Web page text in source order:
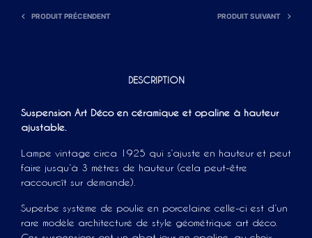
PRODUIT PRÉCENDENT PRODUIT SUIVANT
DESCRIPTION
Suspension Art Déco en céramique et opaline à hauteur
ajustable.
Lampe vintage circa 1925 qui s’ajuste en hauteur et peut
faire jusqu’à 3 mètres de hauteur (cela peut-être
raccourcît sur demande).
Superbe système de poulie en porcelaine celle-ci est d’un
rare modèle architecturé de style géométrique art déco.